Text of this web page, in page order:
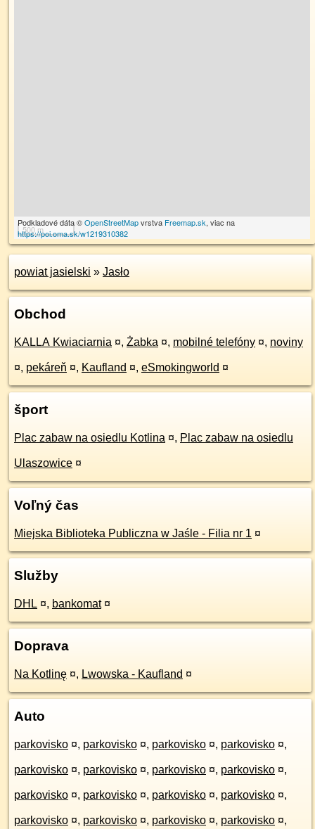
500 m
Podkladové dáta ©OpenStreetMapvrstva Freemap.sk, viac na
https://poi.oma.sk/w1219310382
powiat jasielski » Jasło
Obchod
KALLA Kwiaciarnia ¤, Żabka ¤, mobilné telefóny ¤, noviny
¤, pekáreň ¤, Kaufland ¤, eSmokingworld ¤
šport
Plac zabaw na osiedlu Kotlina ¤, Plac zabaw na osiedlu
Ulaszowice ¤
Voľný čas
Miejska Biblioteka Publiczna w Jaśle - Filia nr 1 ¤
Služby
DHL ¤, bankomat ¤
Doprava
Na Kotlinę ¤, Lwowska - Kaufland ¤
Auto
parkovisko ¤, parkovisko ¤, parkovisko ¤, parkovisko ¤,
parkovisko ¤, parkovisko ¤, parkovisko ¤, parkovisko ¤,
parkovisko ¤, parkovisko ¤, parkovisko ¤, parkovisko ¤,
parkovisko ¤, parkovisko ¤, parkovisko ¤, parkovisko ¤,